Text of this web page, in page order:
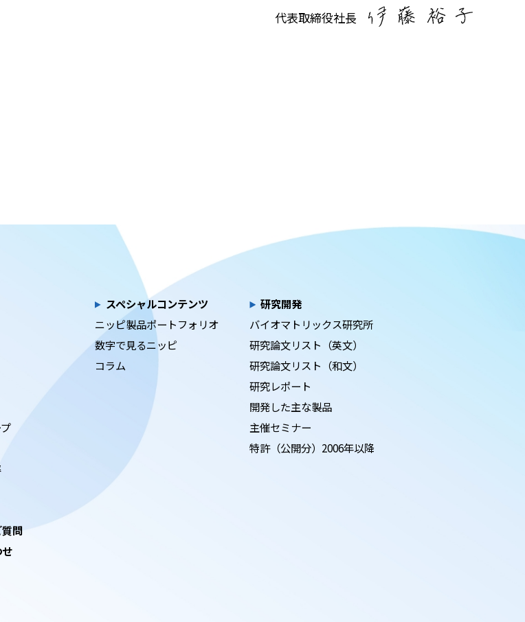
代表取締役社長
スペシャルコンテンツ
ニッピ製品ポートフォリオ
数字で見るニッピ
コラム
研究開発
バイオマトリックス研究所
研究論文リスト（英文）
研究論文リスト（和文）
研究レポート
開発した主な製品
主催セミナー
特許（公開分）2006年以降
問